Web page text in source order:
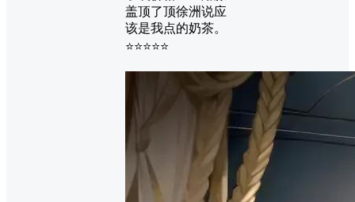
盖顶了顶徐洲说应
该是我点的奶茶。
⭐⭐⭐⭐⭐